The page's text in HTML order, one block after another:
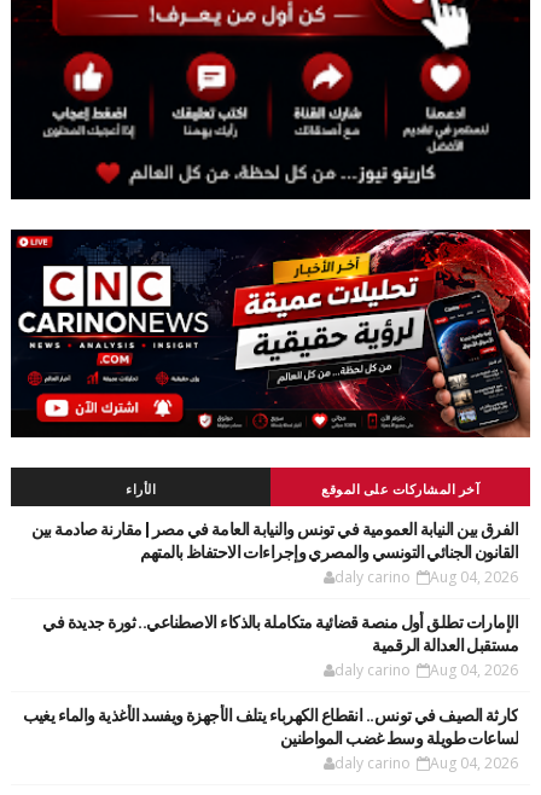
آخر المشاركات على الموقع الأراء
الفرق بين النيابة العمومية في تونس والنيابة العامة في مصر | مقارنة صادمة بين
القانون الجنائي التونسي والمصري وإجراءات الاحتفاظ بالمتهم
daly carino Aug 04, 2026
الإمارات تطلق أول منصة قضائية متكاملة بالذكاء الاصطناعي.. ثورة جديدة في
مستقبل العدالة الرقمية
daly carino Aug 04, 2026
كارثة الصيف في تونس.. انقطاع الكهرباء يتلف الأجهزة ويفسد الأغذية والماء يغيب
لساعات طويلة وسط غضب المواطنين
daly carino Aug 04, 2026